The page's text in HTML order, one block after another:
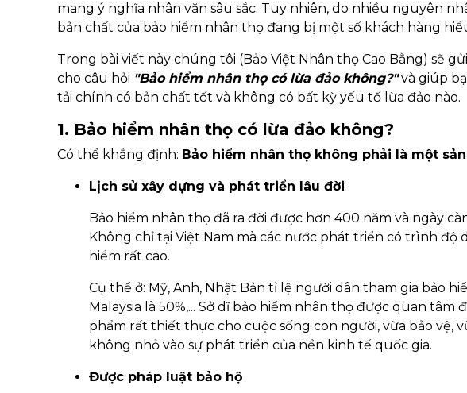
mang ý nghĩa nhân văn sâu sắc. Tuy nhiên, do nhiều nguyên
bản chất của bảo hiểm nhân thọ đang bị một số khách hàng
Trong bài viết này chúng tôi (Bảo Việt Nhân thọ Cao Bằng) sẽ
cho câu hỏi "Bảo hiểm nhân thọ có lừa đảo không?"và giúp
tải chính có bản chất tốt và không có bất kỳ yếu tố lừa đảo nào.
1. Bảo hiểm nhân thọ có lừa đảo không?
Có thể khẳng định: Bảo hiểm nhân thọ không phải là một
Lịch sử xây dựng và phát triển lâu đời
Bảo hiểm nhân thọ đã ra đời được hơn 400 năm và ngày
Không chỉ tại Việt Nam mà các nước phát triển có trình độ
hiểm rất cao.
Cụ thể ở: Mỹ, Anh, Nhật Bản tỉ lệ người dân tham gia bảo
Malaysia là 50%,... Sở dĩ bảo hiểm nhân thọ được quan
phẩm rất thiết thực cho cuộc sống con người, vừa bảo vệ,
không nhỏ vào sự phát triển của nền kinh tế quốc gia.
Được pháp luật bảo hộ